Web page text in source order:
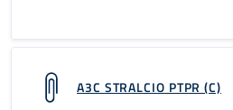
A3C STRALCIO PTPR (C)